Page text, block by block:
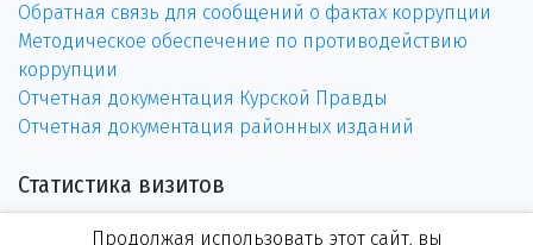
Обратная связь для сообщений о фактах коррупции
Методическое обеспечение по противодействию
коррупции
Отчетная документация Курской Правды
Отчетная документация районных изданий
Статистика визитов
Продолжая использовать этот сайт, вы